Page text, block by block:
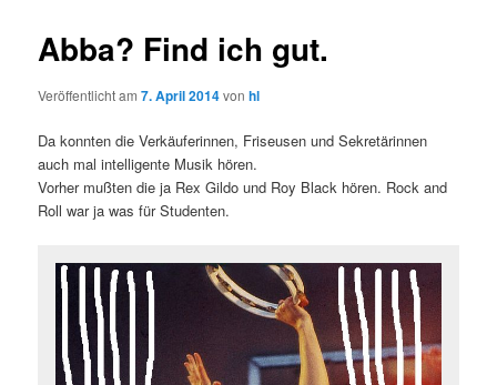
Abba? Find ich gut.
Veröffentlicht am7. April 2014vonhl
Da konnten die Verkäuferinnen, Friseusen und Sekretärinnen
auch mal intelligente Musik hören.
Vorher mußten die ja Rex Gildo und Roy Black hören. Rock and
Roll war ja was für Studenten.